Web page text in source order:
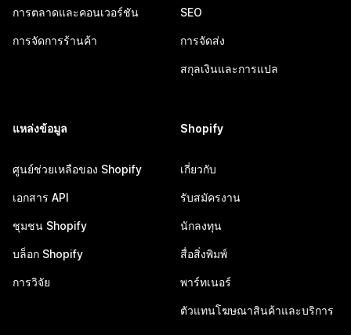
การตลาดและคอนเวอร์ชัน
การจัดการร้านค้า
SEO
การจัดส่ง
สกุลเงินและการแปล
แหล่งข้อมูล
ศูนย์ช่วยเหลือของ Shopify
เอกสาร API
ชุมชน Shopify
บล็อก Shopify
การวิจัย
Shopify
เกี่ยวกับ
รับสมัครงาน
นักลงทุน
สื่อสิ่งพิมพ์
พาร์ทเนอร์
ตัวแทนโฆษณาสินค้าและบริการ